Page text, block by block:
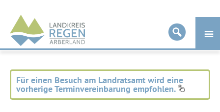
Landkreis
Regen
Für einen Besuch am Landratsamt wird eine
vorherige Terminvereinbarung empfohlen.